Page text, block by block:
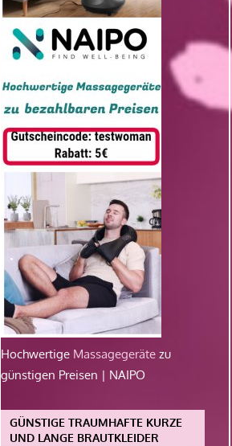
Hochwertige Massagegeräte zu
günstigen Preisen | NAIPO
GÜNSTIGE TRAUMHAFTE KURZE
UND LANGE BRAUTKLEIDER